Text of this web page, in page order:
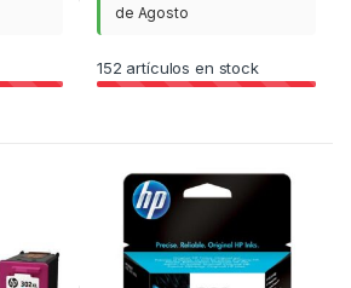
de Agosto
152 artículos en stock